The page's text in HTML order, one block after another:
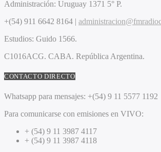
Administración: Uruguay 1371 5° P.
+(54) 911 6642 8164 |
Estudios: Guido 1566.
C1016ACG. CABA. República Argentina.
CONTACTO DIRECTO
Whatsapp para mensajes: +(54) 9 11 5577 1192
Para comunicarse con emisiones en VIVO:
+ (54) 9 11 3987 4117
+ (54) 9 11 3987 4118